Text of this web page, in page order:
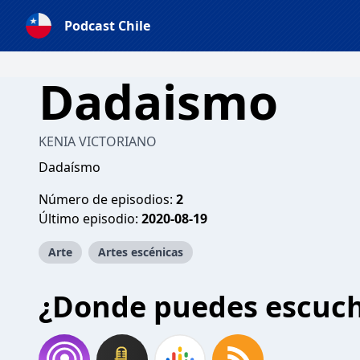
Podcast Chile
Dadaismo
KENIA VICTORIANO
Dadaísmo
Número de episodios: 2
Último episodio: 2020-08-19
Arte Artes escénicas
¿Donde puedes